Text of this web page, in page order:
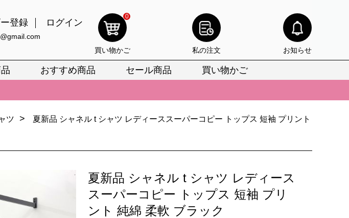
登録 ログイン
0
買い物かご 私の注文 お知らせ
おすすめ商品 セール商品 買い物かご
最高品質の再現度を安心してお選びいただけます。
注文でお得な割引をご利用いただけます。
新モデルが登場。上質な仕上がりをお見逃しなく。
最高品質の再現度を安心してお選びいただけます。
最新モデルが登場。上質な仕上がりをお見逃しなく。
ツ > 夏新品 シャネル t シャツ レディーススーパーコピー トップス 短袖 プリント
夏新品 シャネル t シャツ レディース
スーパーコピー トップス 短袖 プリ
ント 純綿 柔軟 ブラック